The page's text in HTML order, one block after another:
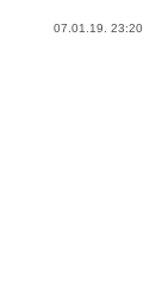
07.01.19. 23:20